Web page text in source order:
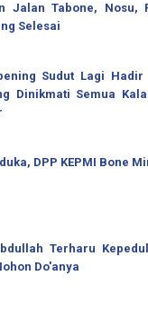
Jalan Tabone, Nosu,
Selesai
Sudut Lagi Hadir
Dinikmati Semua
DPP KEPMI Bone
Terharu
Do'anya